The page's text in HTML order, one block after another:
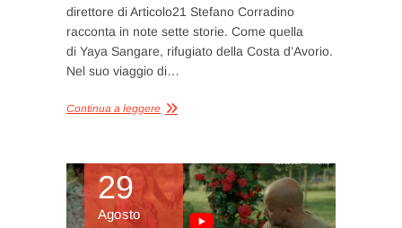
direttore di Articolo21 Stefano Corradino
racconta in note sette storie. Come quella
di Yaya Sangare, rifugiato della Costa d’Avorio.
Nel suo viaggio di…
Continua a leggere
29
Agosto